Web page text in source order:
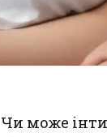
Чи може